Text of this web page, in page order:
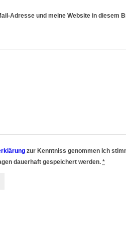
Adresse und meine Website in diesem
zur Kenntniss genommen Ich
dauerhaft gespeichert werden. *